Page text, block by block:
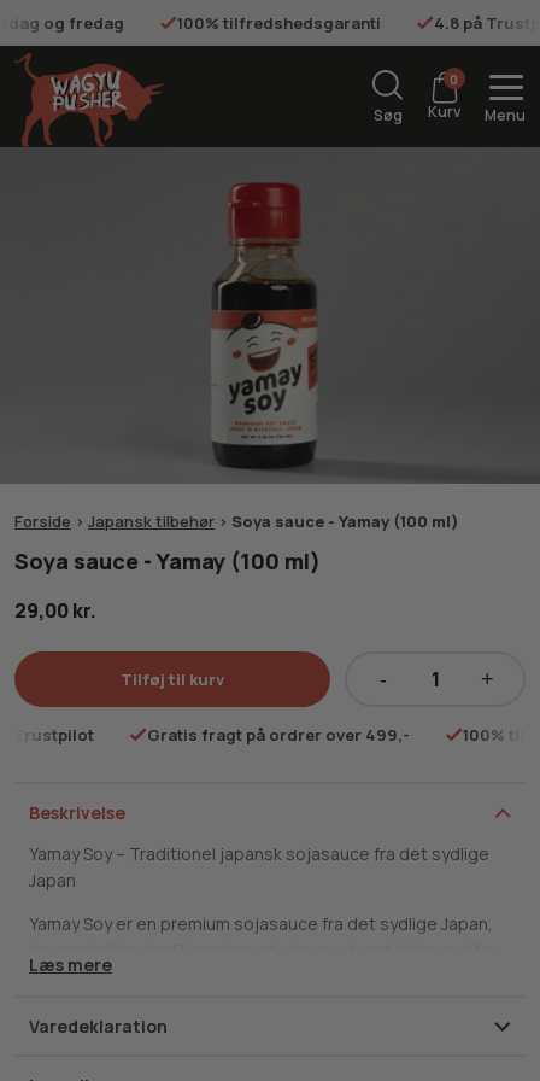
og fredag 100% tilfredshedsgaranti 4.8 på
Søg
0
Kurv Menu
Beskrivelse
Yamay Soy – Traditionel japansk sojasauce fra det sydlige
Japan
Yamay Soy er en premium sojasauce fra det sydlige Japan,
Kirishima-bjergene. Den langsomme brygning giver en mild,
som gør den til en alsidig ledsager i det japanske køkken.
Læs mere
Varedeklaration
Forside > Japansk tilbehør > Soya sauce - Yamay (100 ml)
Soya sauce - Yamay (100 ml)
29,00kr.
-
antal
Tilføj til kurv
Trustpilot Gratis fragt på ordrer over 499,- 100%